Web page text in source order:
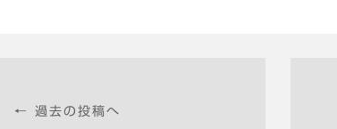
← 過去の投稿へ